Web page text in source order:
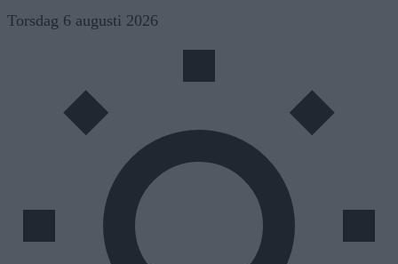
Skip
Torsdag 6 augusti 2026